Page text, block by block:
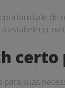
de
estabelecer
certo
suas